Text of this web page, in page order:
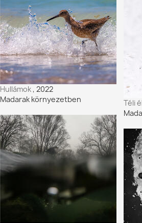
Hullámok, 2022
Madarak környezetben
Téli